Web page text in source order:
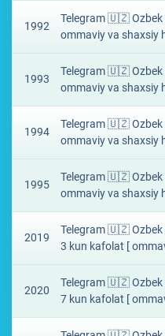
1992
Telegram 🇺🇿 Ozbek
ommaviy va shaxsiy
1993
Telegram 🇺🇿 Ozbek
ommaviy va shaxsiy
1994
Telegram 🇺🇿 Ozbek
ommaviy va shaxsiy
1995
Telegram 🇺🇿 Ozbek
ommaviy va shaxsiy
2019
Telegram 🇺🇿 Ozbek
3 kun kafolat [
2020
Telegram 🇺🇿 Ozbek
7 kun kafolat [